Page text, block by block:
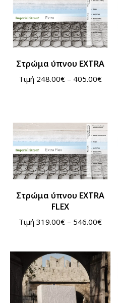
Στρώμα ύπνου EXTRA
Τιμή 248.00€ – 405.00€
Στρώμα ύπνου EXTRA
FLEX
Τιμή 319.00€ – 546.00€